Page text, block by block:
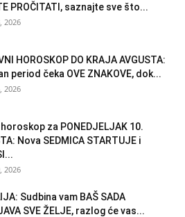
PROČITATI, saznajte sve što...
2026
HOROSKOP DO KRAJA AVGUSTA:
period čeka OVE ZNAKOVE, dok...
2026
horoskop za PONEDJELJAK 10.
Nova SEDMICA STARTUJE i
2026
Sudbina vam BAŠ SADA
SVE ŽELJE, razlog će vas...